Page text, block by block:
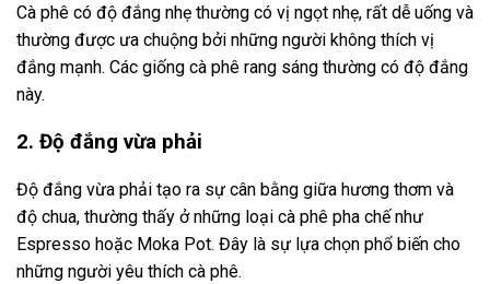
Cà phê có độ đắng nhẹ thường có vị ngọt nhẹ, rất dễ uống và
thường được ưa chuộng bởi những người không thích vị
đắng mạnh. Các giống cà phê rang sáng thường có độ đắng
này.
2. Độ đắng vừa phải
Độ đắng vừa phải tạo ra sự cân bằng giữa hương thơm và
độ chua, thường thấy ở những loại cà phê pha chế như
Espresso hoặc Moka Pot. Đây là sự lựa chọn phổ biến cho
những người yêu thích cà phê.